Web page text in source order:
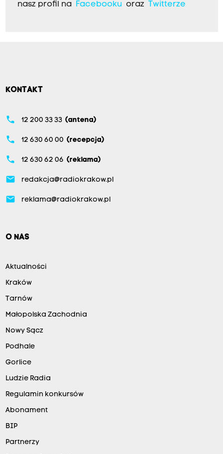
nasz profil na Facebookuoraz Twitterze
KONTAKT
phone 12 200 33 33 (antena)
phone 12 630 60 00 (recepcja)
phone 12 630 62 06 (reklama)
email redakcja@radiokrakow.pl
email reklama@radiokrakow.pl
O NAS
Aktualności
Kraków
Tarnów
Małopolska Zachodnia
Nowy Sącz
Podhale
Gorlice
Ludzie Radia
Regulamin konkursów
Abonament
BIP
Partnerzy